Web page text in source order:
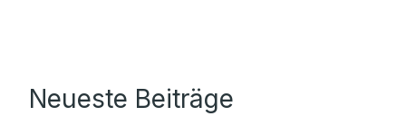
Neueste Beiträge